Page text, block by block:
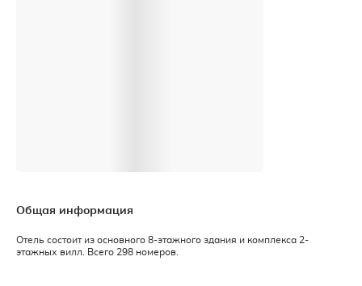
Общая информация
Отель состоит из основного 8-этажного здания и комплекса 2-
этажных вилл. Всего 298 номеров.